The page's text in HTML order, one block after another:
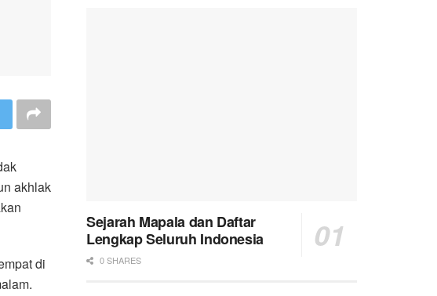
akhlak
di
Sejarah Mapala dan Daftar
Lengkap Seluruh Indonesia
0 SHARES